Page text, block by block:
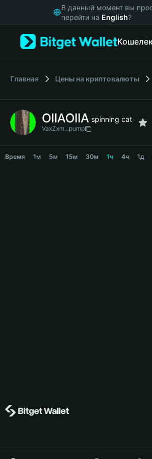
Русский
Italiano
简体中文
繁體中文
Bahasa Indonesia
В данный момент вы
перейти на English?
Главная Цены на криптовалюты
OIIAOIIA spinning cat
VaxZxm...pump
Время 1м 5м 15м 30м 1ч 4ч 1д